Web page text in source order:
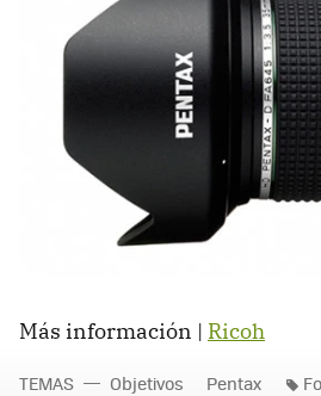
Más información | Ricoh
TEMAS Objetivos Pentax